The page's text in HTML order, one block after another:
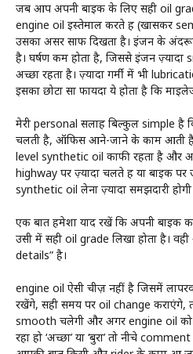
जब आप अपनी बाइक के लिए सही oil
engine oil इस्तेमाल करते हैं (खासकर
उसका असर साफ दिखता है। इंजन के
है। घर्षण कम होता है, जिससे इंजन
अच्छा रहता है। ज़्यादा गर्मी में भी
इसका छोटा सा फायदा ये होता है कि
मेरी personal सलाह बिल्कुल simple है
चलती है, ऑफिस आने-जाने के काम आती
level synthetic oil काफी रहता है और
highway पर ज़्यादा चलते हैं या बाइक पर
synthetic oil लेना ज़्यादा समझदारी
एक बात हमेशा याद रखें कि अपनी बाइक
उसी में सही oil grade लिखा होता है।
details” है।
engine oil ऐसी चीज़ नहीं है जिसमें
रखेंगे, सही समय पर oil change कराएंगे,
smooth चलेगी और अगर engine oil
रहा हो ‘अच्छा’ या ‘बुरा’ तो नीचे